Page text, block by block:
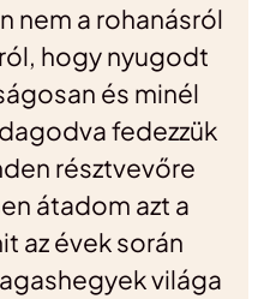
nem a rohanásról
hogy nyugodt
és minél
fedezzük
résztvevőre
átadom azt a
az évek során
világa